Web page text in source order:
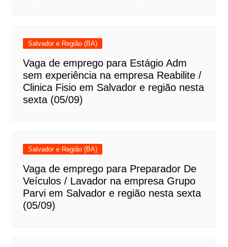
Salvador e Região (BA)
Vaga de emprego para Estágio Adm
sem experiência na empresa Reabilite /
Clinica Fisio em Salvador e região nesta
sexta (05/09)
Salvador e Região (BA)
Vaga de emprego para Preparador De
Veículos / Lavador na empresa Grupo
Parvi em Salvador e região nesta sexta
(05/09)